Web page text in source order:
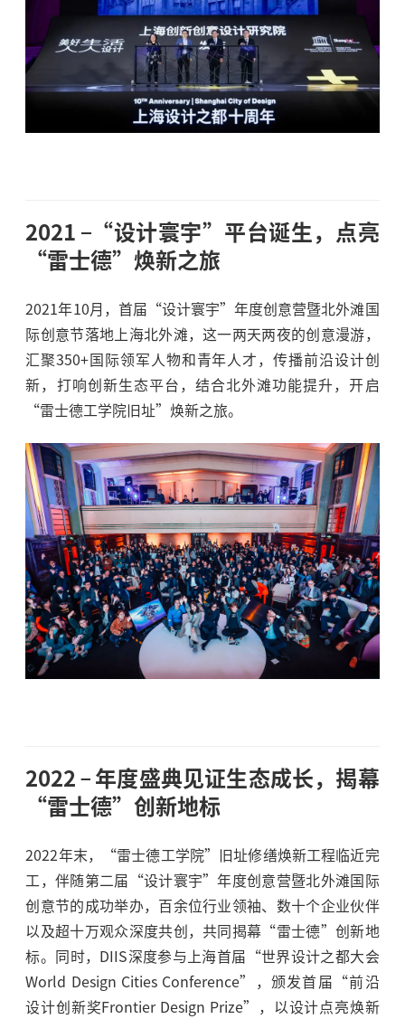
2021
“设计寰宇”平台诞生，点亮
“雷士德”焕新之旅
2021年10月，首届“设计寰宇”年度创意营暨北外滩国
际创意节落地上海北外滩，这一两天两夜的创意漫游，
汇聚350+国际领军人物和青年人才，传播前沿设计创
新，打响创新生态平台，结合北外滩功能提升，开启
“雷士德工学院旧址”焕新之旅。
2022 年度盛典见证生态成长，揭幕
“雷士德”创新地标
2022年末，“雷士德工学院”旧址修缮焕新工程临近完
工，伴随第二届“设计寰宇”年度创意营暨北外滩国际
创意节的成功举办，百余位行业领袖、数十个企业伙伴
以及超十万观众深度共创，共同揭幕“雷士德”创新地
标。同时，DIIS深度参与上海首届“世界设计之都大会
World Design Cities Conference”，颁发首届“前沿
设计创新奖Frontier Design Prize”，以设计点亮焕新